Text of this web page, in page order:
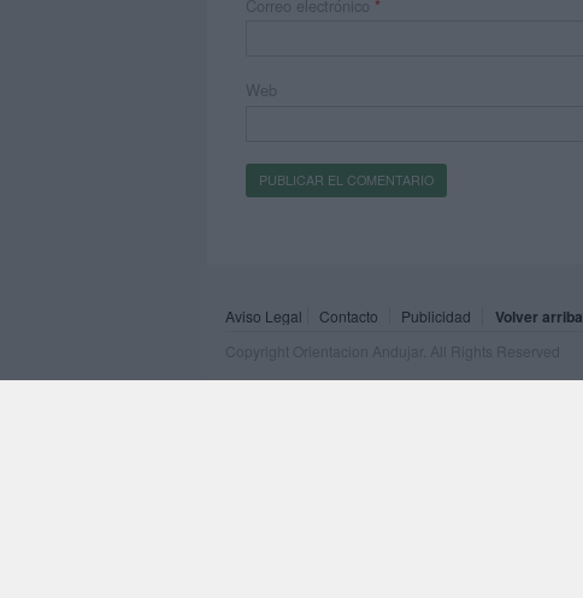
Correo electrónico *
Web
Aviso Legal Contacto Publicidad Volver arriba